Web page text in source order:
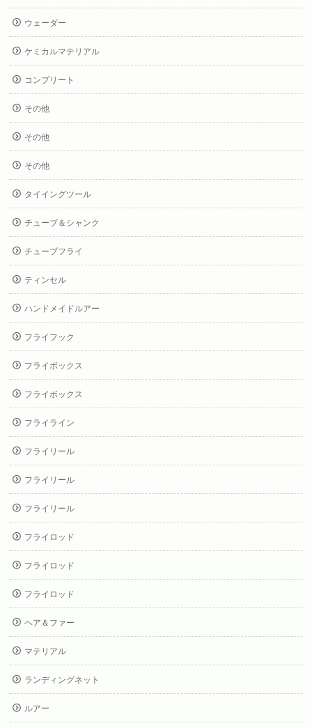
ウェーダー
ケミカルマテリアル
コンプリート
その他
その他
その他
タイイングツール
チューブ＆シャンク
チューブフライ
ティンセル
ハンドメイドルアー
フライフック
フライボックス
フライボックス
フライライン
フライリール
フライリール
フライリール
フライロッド
フライロッド
フライロッド
ヘア＆ファー
マテリアル
ランディングネット
ルアー